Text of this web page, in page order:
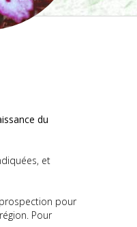
du
et
pour
Pour